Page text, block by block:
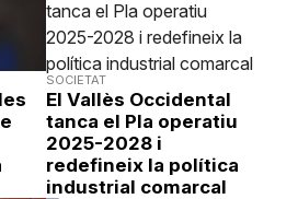
SOCIETAT
El Vallès Occidental
tanca el Pla operatiu
2025-2028 i
redefineix la política
industrial comarcal